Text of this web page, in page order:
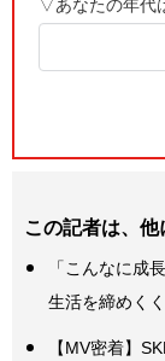
この記者は、
「こんなに成
生活を締めく
【MV密着】